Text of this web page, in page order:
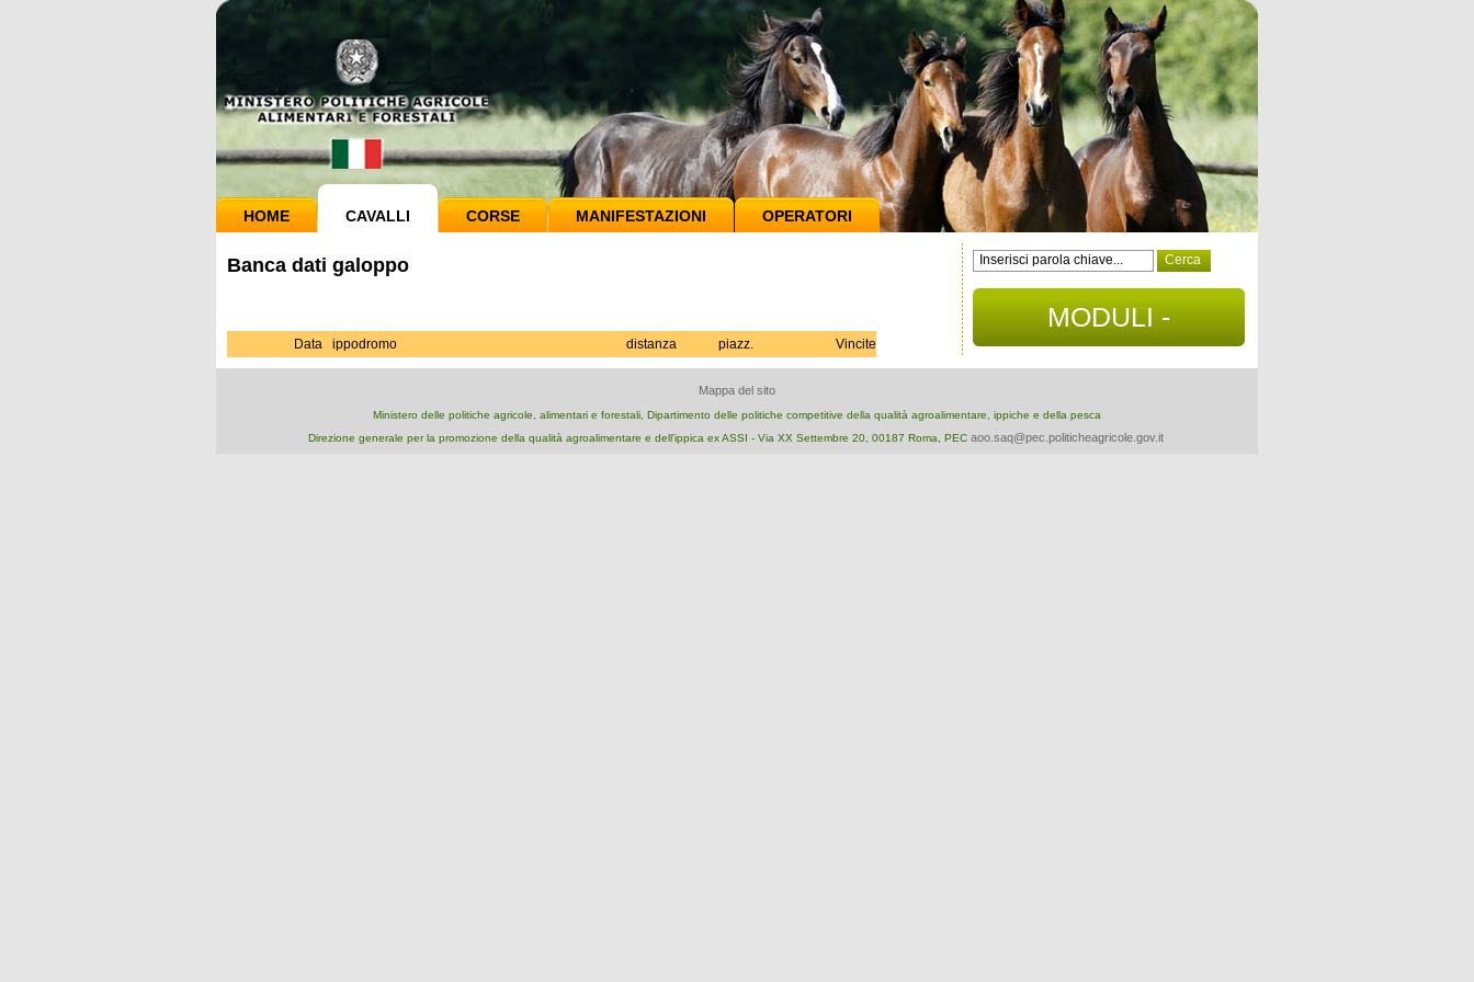
HOME CAVALLI CORSE MANIFESTAZIONI OPERATORI
Banca dati galoppo
Data ippodromo distanza piazz. Vincite
MODULI -
DOCUMENTI
Mappa del sito
Ministero delle politiche agricole, alimentari e forestali, Dipartimento delle politiche competitive della qualità agroalimentare, ippiche e della pesca
Direzione generale per la promozione della qualità agroalimentare e dell'ippica ex ASSI - Via XX Settembre 20, 00187 Roma, PEC aoo.saq@pec.politicheagricole.gov.it